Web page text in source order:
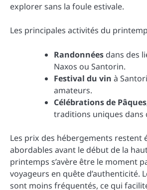
explorer sans la foule estivale.
Les principales activités du
Randonnées dans des
Naxos ou Santorin.
Festival du vin à
amateurs.
Célébrations de Pâques
traditions uniques dans
Les prix des hébergements restent
abordables avant le début de la
printemps s’avère être le moment
voyageurs en quête d’authenticité.
sont moins fréquentés, ce qui